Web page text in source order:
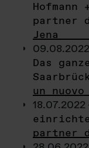
partner
Jena
Das
un
18.07.2022
partner